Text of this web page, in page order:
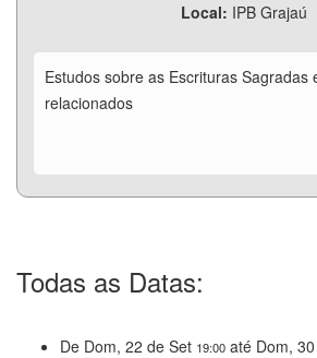
Local: IPB Grajaú
Estudos sobre as Escrituras Sagradas
relacionados
Todas as Datas:
De Dom, 22 de Set 19:00 até Dom,